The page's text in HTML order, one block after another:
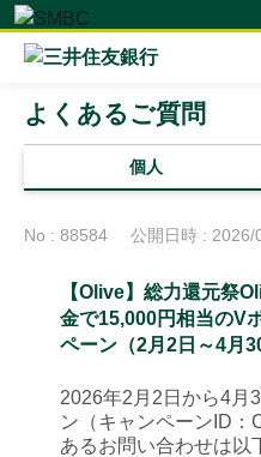
個人
よくあるご質問
No : 88584 公開日時 : 2026/
【Olive】総力還元祭
金で15,000円相当のV
ペーン（2月2日～4月
2026年2月2日から4月
ン（キャンペーンID：
あるお問い合わせは以